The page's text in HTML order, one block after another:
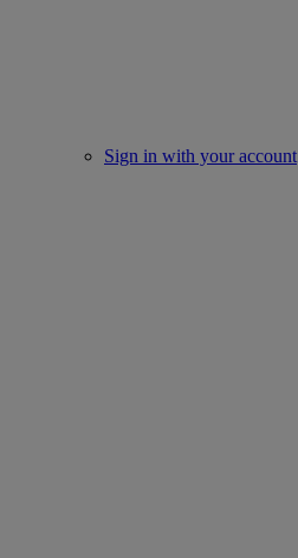
Sign in with your account